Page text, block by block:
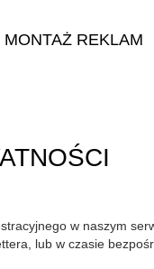
MONTAŻ REKLAM
w naszym
lub w czasie